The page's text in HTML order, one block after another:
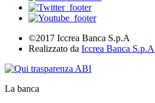
©2017 Iccrea Banca S.p.A
Realizzato da Iccrea Banca
La banca